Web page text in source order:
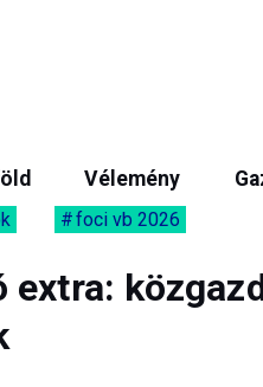
Vélemény
foci vb 2026
extra: